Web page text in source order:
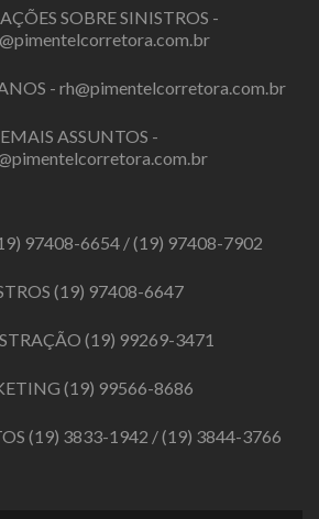
SOBRE SINISTROS -
- rh@pimentelcorretora.com.br
ASSUNTOS -
97408-6654/(19) 97408-7902
(19) 97408-6647
(19) 99269-3471
(19) 99566-8686
(19) 3833-1942 /(19) 3844-3766